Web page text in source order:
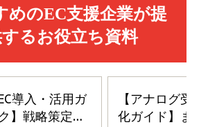
￥1,870
小さな会社は戦略が9割
ドリルを売るには穴を売れ
￥1,815
￥880
anan(アンアン)2026/06/24号 No.2500増刊
スペシャルエディション[王道エンタメの矜持／
￥1,100
anan(アンアン)2026/07/08号 No.2502[2026
年後半、あなたの恋と運命／山田涼介]
イシューからはじめよ［改訂版］――知的生産の「シンプ
ルな本質」
￥2,200
経営メモ 16年の起業家人生で得た知見
￥2,750